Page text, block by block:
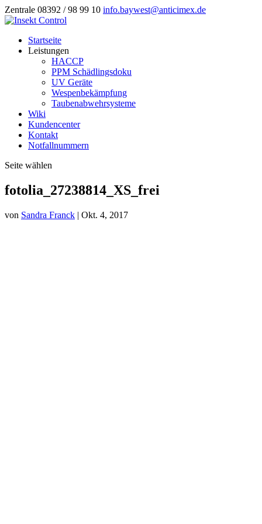
Zentrale 08392 / 98 99 10 info.baywest@anticimex.de
Startseite
Leistungen
HACCP
PPM Schädlingsdoku
UV Geräte
Wespenbekämpfung
Taubenabwehrsysteme
Wiki
Kundencenter
Kontakt
Notfallnummern
Seite wählen
fotolia_27238814_XS_frei
von Sandra Franck | Okt. 4, 2017